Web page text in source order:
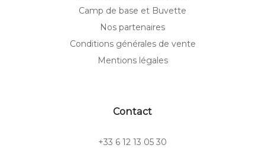
Camp de base et Buvette
Nos partenaires
Conditions générales de vente
Mentions légales
Contact
+33 6 12 13 05 30